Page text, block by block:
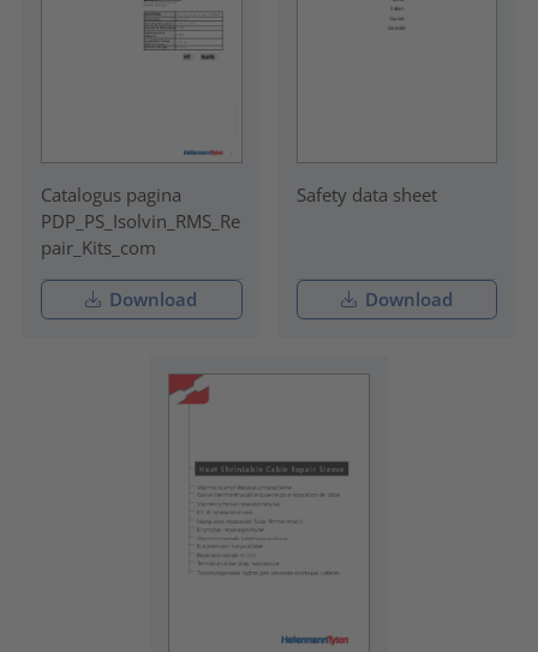
Catalogus pagina
PDP_PS_Isolvin_RMS_Re
pair_Kits_com
Download
Safety data sheet
Download